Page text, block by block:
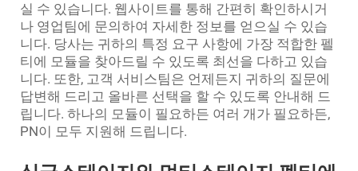
실 수 있습니다. 웹사이트를 통해 간편히 확인하시거
나 영업팀에 문의하여 자세한 정보를 얻으실 수 있습
니다. 당사는 귀하의 특정 요구 사항에 가장 적합한 펠
티에 모듈을 찾아드릴 수 있도록 최선을 다하고 있습
니다. 또한, 고객 서비스팀은 언제든지 귀하의 질문에
답변해 드리고 올바른 선택을 할 수 있도록 안내해 드
립니다. 하나의 모듈이 필요하든 여러 개가 필요하든,
PN이 모두 지원해 드립니다.